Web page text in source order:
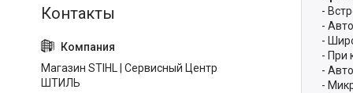
-
-
-
- При
-
-
Магазин STIHL | Сервисный Центр
ШТИЛЬ